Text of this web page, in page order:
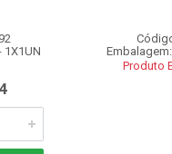
1X1UN
Produto